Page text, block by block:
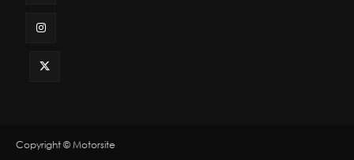
Copyright © Motorsite